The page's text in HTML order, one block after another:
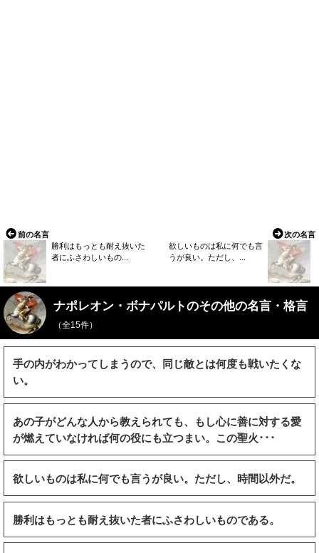
前の名言
勝利はもっとも耐え抜いた
者にふさわしいもの...
次の名言
欲しいものは私に何でも言
うが良い。ただし、...
ナポレオン・ボナパルトのその他の名言・格言
（全15件）
手の内がわかってしまうので、同じ敵とは何度も戦いたくな
い。
あの子がどんな人から教えられても、もし心に善に対する愛
が燃えていなければ何の役にも立つまい。この聖火･･･
欲しいものは私に何でも言うが良い。ただし、時間以外だ。
勝利はもっとも耐え抜いた者にふさわしいものである。